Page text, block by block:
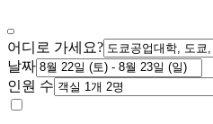
어디로 가세요?
날짜
인원 수